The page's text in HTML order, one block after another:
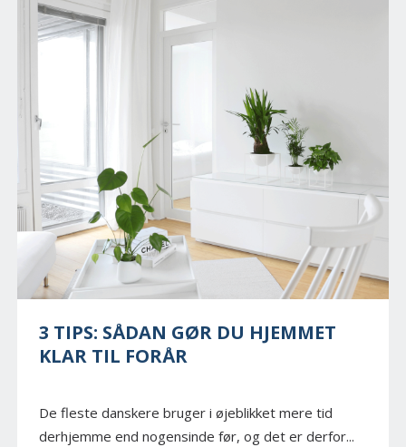
3 TIPS: SÅDAN GØR DU HJEMMET
KLAR TIL FORÅR
De fleste danskere bruger i øjeblikket mere tid
derhjemme end nogensinde før, og det er derfor...